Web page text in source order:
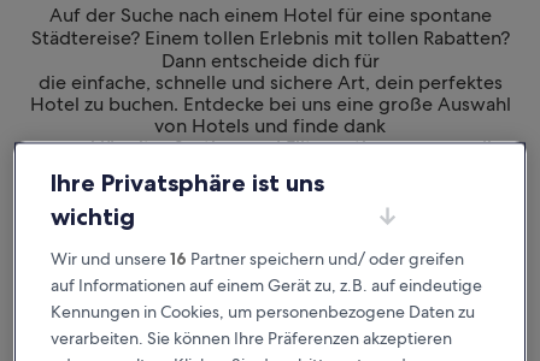
Auf der Suche nach einem Hotel für eine spontane
Städtereise? Einem tollen Erlebnis mit tollen Rabatten?
Dann entscheide dich für
die einfache, schnelle und sichere Art, dein perfektes
Hotel zu buchen. Entdecke bei uns eine große Auswahl
von Hotels und finde dank
ausgeklügelter Sortier- und Filteroptionen genau die
Unterkunft, die zu dir passt. Wir wollen schließlich sicher
sein,
dass dein Aufenthalt deine Erwartungen übertrifft.
Verfügbar für iOS und Android
Ihre Privatsphäre ist uns
wichtig
Wir und unsere16 Partner speichern und/ oder greifen
auf Informationen auf einem Gerät zu, z.B. auf eindeutige
Kennungen in Cookies, um personenbezogene Daten zu
verarbeiten. Sie können Ihre Präferenzen akzeptieren